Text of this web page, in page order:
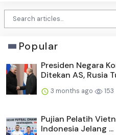
Popular
Presiden Negara
Ditekan AS, Rusia
3 months ago 153
Pujian Pelatih
Indonesia Jelang ...